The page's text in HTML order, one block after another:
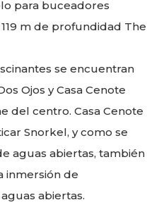
para buceadores
m de profundidad The
se encuentran
Ojos y Casa Cenote
del centro. Casa Cenote
Snorkel, y como se
aguas abiertas, también
inmersión de
abiertas.